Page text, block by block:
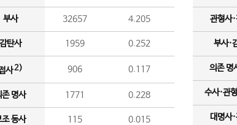
부사 32657 4.205
탄사 1959 0.252
사2) 906 0.117
존 명사 1771 0.228
조 동사 115 0.015
관형사
부사·
의존 명
수사·관
대명사